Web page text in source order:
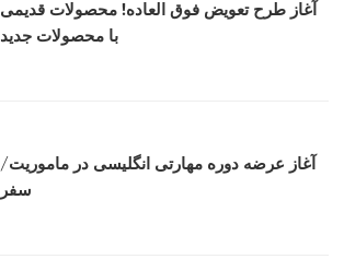
آغاز طرح تعویض فوق العاده! محصولات قدیمی
با محصولات جدید
آغاز عرضه دوره‌ مهارتی انگلیسی در ماموریت/
سفر